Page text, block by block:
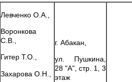
Левченко О.А.,
Воронкова
С.В.,
Гитер Т.О.,
Захарова О.Н.,
г. Абакан,
ул. Пушкина,
28 "А", стр. 1, 3
этаж